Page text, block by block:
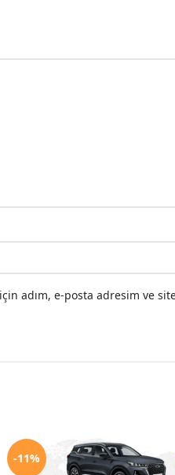
adım, e-posta adresim ve
-11%